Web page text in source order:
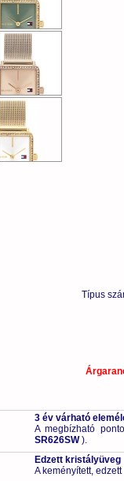
Típus
3 év várható
A megbízható
SR626SW).
Edzett kristályüveg
A keményített,